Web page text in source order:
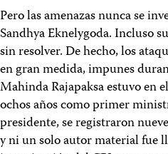
Pero las amenazas nunca se
Sandhya Eknelygoda. Incluso
sin resolver. De hecho, los
en gran medida, impunes
Mahinda Rajapaksa estuvo en
ochos años como primer
presidente, se registraron
y ni un solo autor material fue